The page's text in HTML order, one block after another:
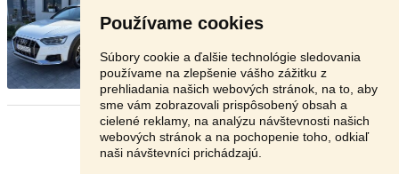
Používame cookies
Súbory cookie a ďalšie technológie sledovania
používame na zlepšenie vášho zážitku z
prehliadania našich webových stránok, na to, aby
sme vám zobrazovali prispôsobený obsah a
cielené reklamy, na analýzu návštevnosti našich
webových stránok a na pochopenie toho, odkiaľ
naši návštevníci prichádzajú.
Ponúkam na predaj krásne
Levice - 935 31
20 700 €
Stránka: 1 2 3 Ďalšia